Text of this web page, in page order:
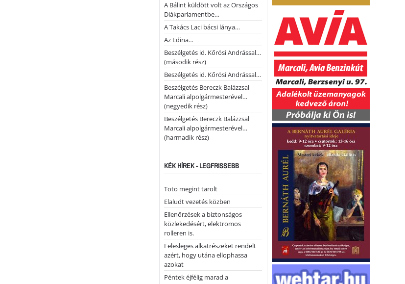
A Bálint küldött volt az Országos
Diákparlamentbe…
A Takács Laci bácsi lánya…
Az Edina…
Beszélgetés id. Kőrösi Andrással…
(második rész)
Beszélgetés id. Kőrösi Andrással…
Beszélgetés Bereczk Balázzsal
Marcali alpolgármesterével…
(negyedik rész)
Beszélgetés Bereczk Balázzsal
Marcali alpolgármesterével…
(harmadik rész)
KÉK HÍREK - LEGFRISSEBB
Toto megint tarolt
Elaludt vezetés közben
Ellenőrzések a biztonságos
közlekedésért, elektromos
rolleren is.
Felesleges alkatrészeket rendelt
azért, hogy utána ellophassa
azokat
Péntek éjfélig marad a